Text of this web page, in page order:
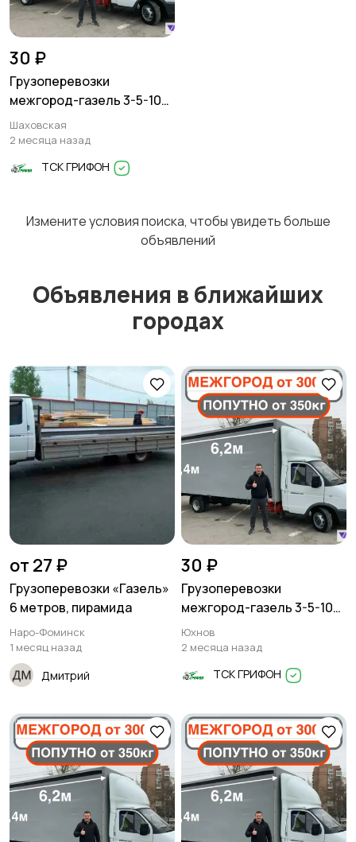
Уборка1
Обучение Красота и здоровье
Деловые услуги
Писатели Сценаристы
Фото- и видеосъемка
Изготовление на
заказ
Продукты питания
Уход за животными Юридические услуги
Другое5
30 ₽
Грузоперевозки
межгород-газель 3-5-10
тонн
Шаховская
2 месяца назад
ТСК ГРИФОН
Измените условия поиска, чтобы увидеть больше
объявлений
Объявления в ближайших
городах
от 27 ₽
Грузоперевозки «Газель»
6 метров, пирамида
Наро-Фоминск
1 месяц назад
Дмитрий
30 ₽
Грузоперевозки
межгород-газель 3-5-10
тонн
Юхнов
2 месяца назад
ТСК ГРИФОН